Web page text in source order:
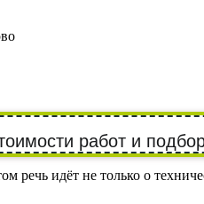
работ и
идёт не только о